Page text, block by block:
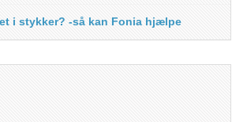
i stykker? -så kan Fonia hjælpe